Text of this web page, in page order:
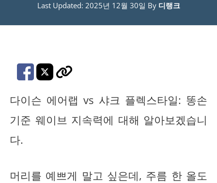
Last Updated: 2025년 12월 30일 By 디랭크
다이슨 에어랩 vs 샤크 플렉스타일: 똥손
기준 웨이브 지속력에 대해 알아보겠습니
다.
머리를 예쁘게 말고 싶은데, 주름 한 올도